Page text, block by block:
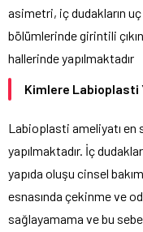
asimetri, iç dudakların
bölümlerinde girintili
hallerinde yapılmaktadır
Kimlere Labioplasti
Labioplasti ameliyatı en
yapılmaktadır. İç
yapıda oluşu cinsel
esnasında çekinme ve
sağlayamama ve bu